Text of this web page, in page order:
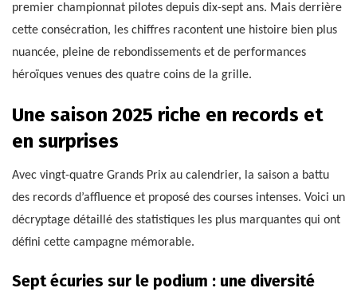
premier championnat pilotes depuis dix-sept ans. Mais derrière
cette consécration, les chiffres racontent une histoire bien plus
nuancée, pleine de rebondissements et de performances
héroïques venues des quatre coins de la grille.
Une saison 2025 riche en records et
en surprises
Avec vingt-quatre Grands Prix au calendrier, la saison a battu
des records d’affluence et proposé des courses intenses. Voici un
décryptage détaillé des statistiques les plus marquantes qui ont
défini cette campagne mémorable.
Sept écuries sur le podium : une diversité